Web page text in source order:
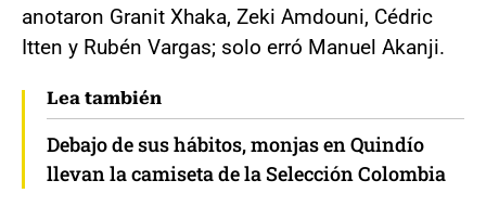
anotaron Granit Xhaka, Zeki Amdouni, Cédric
Itten y Rubén Vargas; solo erró Manuel Akanji.
Lea también
Debajo de sus hábitos, monjas en Quindío
llevan la camiseta de la Selección Colombia